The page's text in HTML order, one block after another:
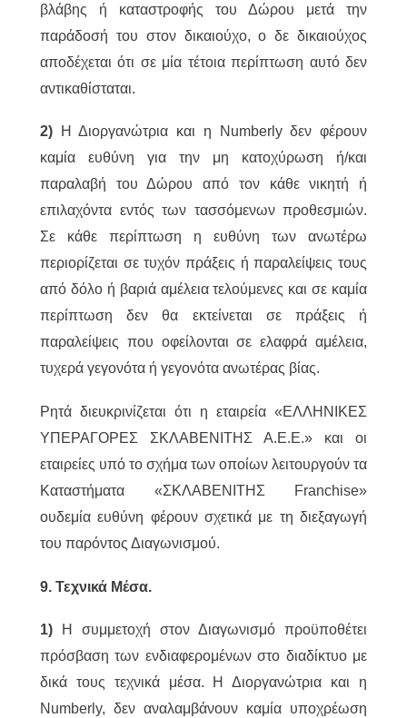
βλάβης ή καταστροφής του Δώρου μετά την
παράδοσή του στον δικαιούχο, ο δε δικαιούχος
αποδέχεται ότι σε μία τέτοια περίπτωση αυτό δεν
αντικαθίσταται.
2) Η Διοργανώτρια και η Numberly δεν φέρουν
καμία ευθύνη για την μη κατοχύρωση ή/και
παραλαβή του Δώρου από τον κάθε νικητή ή
επιλαχόντα εντός των τασσόμενων προθεσμιών.
Σε κάθε περίπτωση η ευθύνη των ανωτέρω
περιορίζεται σε τυχόν πράξεις ή παραλείψεις τους
από δόλο ή βαριά αμέλεια τελούμενες και σε καμία
περίπτωση δεν θα εκτείνεται σε πράξεις ή
παραλείψεις που οφείλονται σε ελαφρά αμέλεια,
τυχερά γεγονότα ή γεγονότα ανωτέρας βίας.
Ρητά διευκρινίζεται ότι η εταιρεία «ΕΛΛΗΝΙΚΕΣ
ΥΠΕΡΑΓΟΡΕΣ ΣΚΛΑΒΕΝΙΤΗΣ Α.Ε.Ε.» και οι
εταιρείες υπό το σχήμα των οποίων λειτουργούν τα
Καταστήματα «ΣΚΛΑΒΕΝΙΤΗΣ Franchise»
ουδεμία ευθύνη φέρουν σχετικά με τη διεξαγωγή
του παρόντος Διαγωνισμού.
9. Τεχνικά Μέσα.
1) Η συμμετοχή στον Διαγωνισμό προϋποθέτει
πρόσβαση των ενδιαφερομένων στο διαδίκτυο με
δικά τους τεχνικά μέσα. Η Διοργανώτρια και η
Numberly, δεν αναλαμβάνουν καμία υποχρέωση